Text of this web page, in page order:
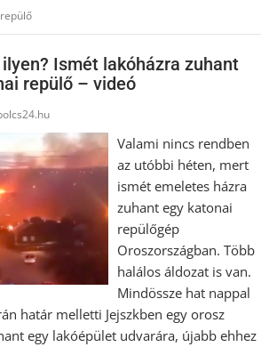
repülő
Ismét lakóházra zuhant
repülő – videó
Valami nincs rendben
az utóbbi héten, mert
ismét emeletes házra
zuhant egy katonai
repülőgép
Oroszországban. Több
halálos áldozat is van.
Mindössze hat nappal
határ melletti Jejszkben egy orosz
egy lakóépület udvarára, újabb ehhez